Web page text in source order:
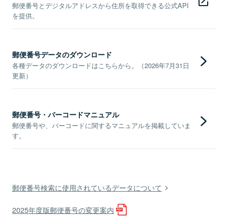
郵便番号とデジタルアドレスから住所を取得できる公式API
を提供。
郵便番号データのダウンロード
各種データのダウンロードはこちらから。（2026年7月31日
更新）
郵便番号・バーコードマニュアル
郵便番号や、バーコードに関するマニュアルを掲載していま
す。
郵便番号検索に使用されているデータについて
2025年度版郵便番号の変更案内